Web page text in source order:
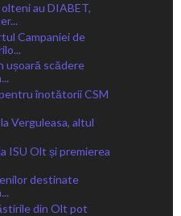
au DIABET,
Campaniei de
ușoară scădere
înotătorii CSM
Verguleasa, altul
ISU Olt și premierea
destinate
din Olt pot